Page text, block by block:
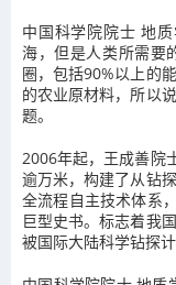
中国科学院院士 地
海，但是人类所需要
圈，包括90%以上的
的农业原材料，所以
题。
2006年起，王成善院
逾万米，构建了从钻
全流程自主技术体系
巨型史书。标志着我
被国际大陆科学钻探计